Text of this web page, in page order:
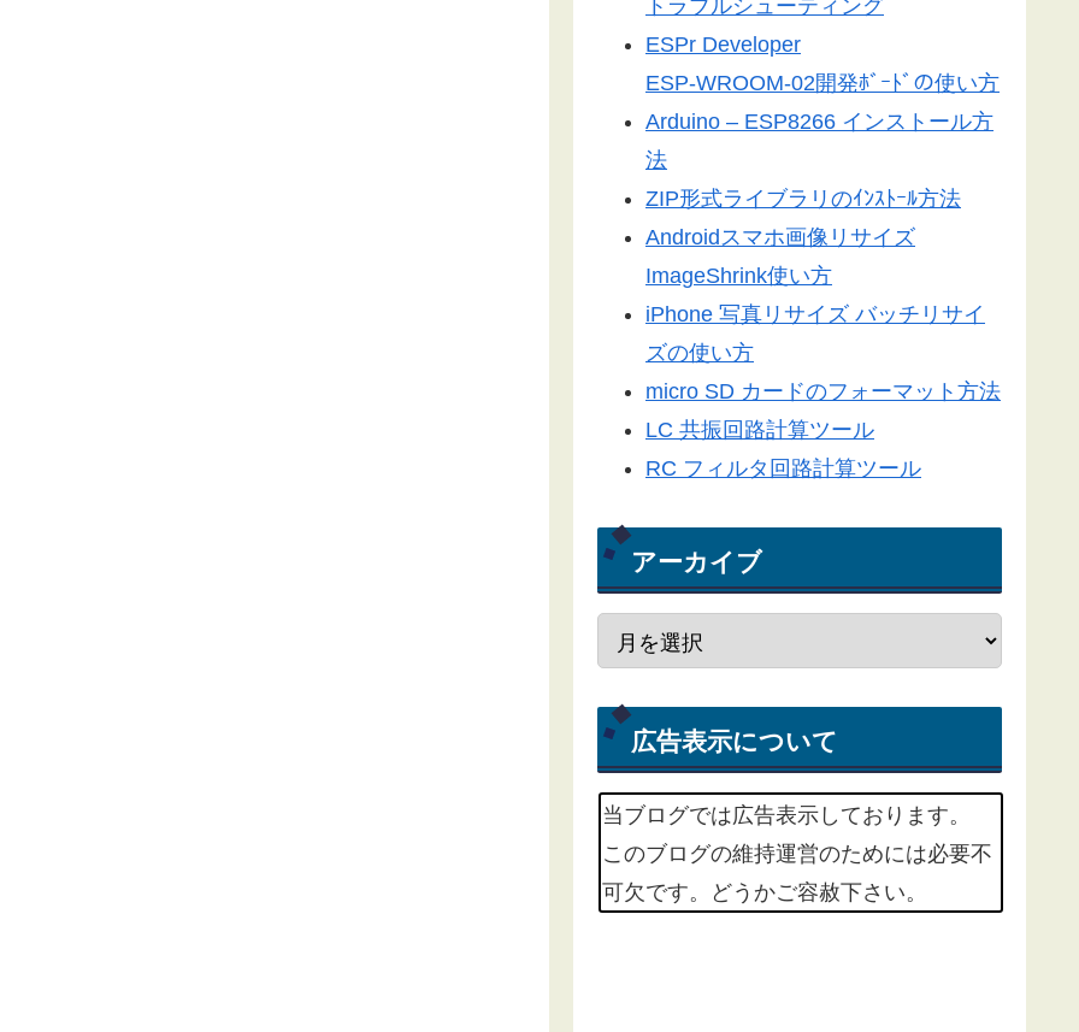
トラブルシューティング
ESPr Developer
ESP-WROOM-02開発ﾎﾞｰﾄﾞの使い方
Arduino – ESP8266 インストール方
法
ZIP形式ライブラリのｲﾝｽﾄｰﾙ方法
Androidスマホ画像リサイズ
ImageShrink使い方
iPhone 写真リサイズ バッチリサイ
ズの使い方
micro SD カードのフォーマット方法
LC 共振回路計算ツール
RC フィルタ回路計算ツール
アーカイブ
広告表示について
当ブログでは広告表示しております。
このブログの維持運営のためには必要不
可欠です。どうかご容赦下さい。